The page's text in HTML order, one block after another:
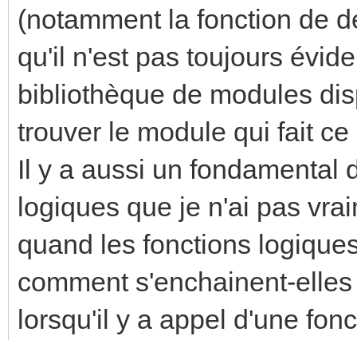
(notamment la fonction de
qu'il n'est pas toujours
bibliothèque de modules
trouver le module qui fait
Il y a aussi un fondamental
logiques que je n'ai pas
quand les fonctions
comment s'enchainent-
lorsqu'il y a appel d'une